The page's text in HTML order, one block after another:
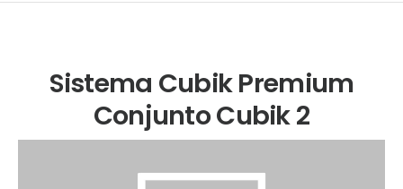
Sistema Cubik Premium
Conjunto Cubik 2